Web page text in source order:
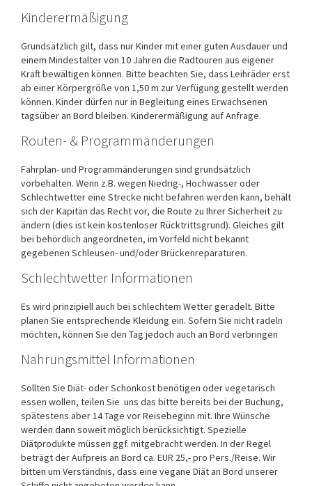
Kinderermäßigung
Grundsätzlich gilt, dass nur Kinder mit einer guten Ausdauer und
einem Mindestalter von 10 Jahren die Radtouren aus eigener
Kraft bewältigen können. Bitte beachten Sie, dass Leihräder erst
ab einer Körpergröße von 1,50 m zur Verfügung gestellt werden
können. Kinder dürfen nur in Begleitung eines Erwachsenen
tagsüber an Bord bleiben. Kinderermäßigung auf Anfrage.
Routen- & Programmänderungen
Fahrplan- und Programmänderungen sind grundsätzlich
vorbehalten. Wenn z.B. wegen Niedrig-, Hochwasser oder
Schlechtwetter eine Strecke nicht befahren werden kann, behält
sich der Kapitän das Recht vor, die Route zu Ihrer Sicherheit zu
ändern (dies ist kein kostenloser Rücktrittsgrund). Gleiches gilt
bei behördlich angeordneten, im Vorfeld nicht bekannt
gegebenen Schleusen- und/oder Brückenreparaturen.
Schlechtwetter Informationen
Es wird prinzipiell auch bei schlechtem Wetter geradelt. Bitte
planen Sie entsprechende Kleidung ein. Sofern Sie nicht radeln
möchten, können Sie den Tag jedoch auch an Bord verbringen
Nahrungsmittel Informationen
Sollten Sie Diät- oder Schonkost benötigen oder vegetarisch
essen wollen, teilen Sie uns das bitte bereits bei der Buchung,
spätestens aber 14 Tage vor Reisebeginn mit. Ihre Wünsche
werden dann soweit möglich berücksichtigt. Spezielle
Diätprodukte müssen ggf. mitgebracht werden. In der Regel
beträgt der Aufpreis an Bord ca. EUR 25,- pro Pers./Reise. Wir
bitten um Verständnis, dass eine vegane Diät an Bord unserer